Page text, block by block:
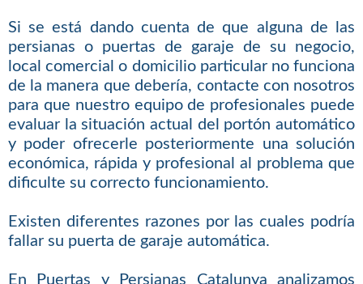
Si se está dando cuenta de que alguna de las
persianas o puertas de garaje de su negocio,
local comercial o domicilio particular no funciona
de la manera que debería, contacte con nosotros
para que nuestro equipo de profesionales puede
evaluar la situación actual del portón automático
y poder ofrecerle posteriormente una solución
económica, rápida y profesional al problema que
dificulte su correcto funcionamiento.
Existen diferentes razones por las cuales podría
fallar su puerta de garaje automática.
En Puertas y Persianas Catalunya analizamos